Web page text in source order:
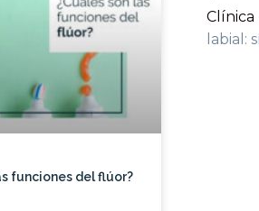
funciones del flúor?
Clínica
labial: